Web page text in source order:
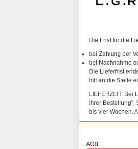
Die Frist für die
bei Zahlung per
bei Nachnahme
Die Lieferfrist
tritt an die Stelle
LIEFERZEIT: Bei
Ihrer
bis vier Wochen.
AGB